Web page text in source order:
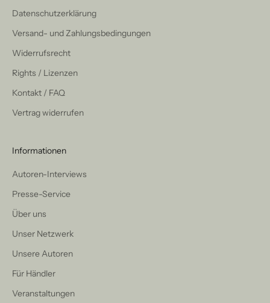
Datenschutzerklärung
Versand- und Zahlungsbedingungen
Widerrufsrecht
Rights / Lizenzen
Kontakt / FAQ
Vertrag widerrufen
Informationen
Autoren-Interviews
Presse-Service
Über uns
Unser Netzwerk
Unsere Autoren
Für Händler
Veranstaltungen